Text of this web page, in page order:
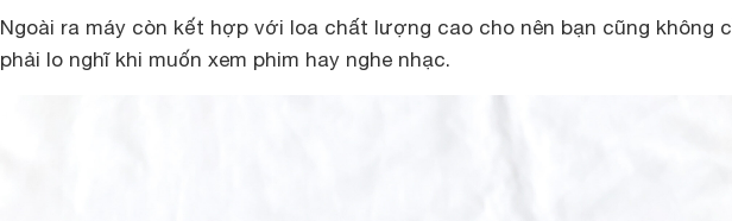
Ngoài ra máy còn kết hợp với loa chất lượng cao cho nên bạn cũng không
phải lo nghĩ khi muốn xem phim hay nghe nhạc.